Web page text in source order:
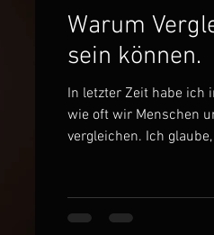
Warum
sein können.
In letzter Zeit habe ich
wie oft wir Menschen
vergleichen. Ich
Leben anderer
Media und sieht